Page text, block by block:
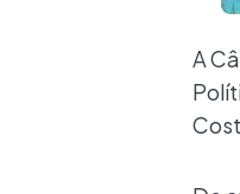
A